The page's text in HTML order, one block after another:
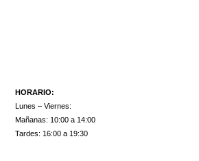
HORARIO:
Lunes – Viernes:
Mañanas: 10:00 a 14:00
Tardes: 16:00 a 19:30